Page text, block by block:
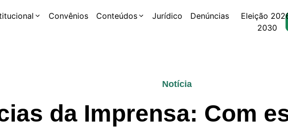
Convênios Conteúdos Jurídico Denúncias
Eleição
2030
Notícia
da Imprensa: Com